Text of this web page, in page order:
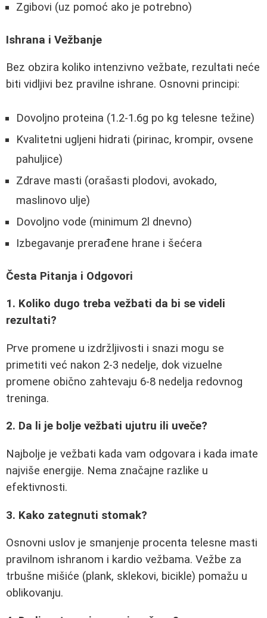
Zgibovi (uz pomoć ako je potrebno)
Ishrana i Vežbanje
Bez obzira koliko intenzivno vežbate, rezultati neće
biti vidljivi bez pravilne ishrane. Osnovni principi:
Dovoljno proteina (1.2-1.6g po kg telesne težine)
Kvalitetni ugljeni hidrati (pirinac, krompir, ovsene
pahuljice)
Zdrave masti (orašasti plodovi, avokado,
maslinovo ulje)
Dovoljno vode (minimum 2l dnevno)
Izbegavanje prerađene hrane i šećera
Česta Pitanja i Odgovori
1. Koliko dugo treba vežbati da bi se videli
rezultati?
Prve promene u izdržljivosti i snazi mogu se
primetiti već nakon 2-3 nedelje, dok vizuelne
promene obično zahtevaju 6-8 nedelja redovnog
treninga.
2. Da li je bolje vežbati ujutru ili uveče?
Najbolje je vežbati kada vam odgovara i kada imate
najviše energije. Nema značajne razlike u
efektivnosti.
3. Kako zategnuti stomak?
Osnovni uslov je smanjenje procenta telesne masti
pravilnom ishranom i kardio vežbama. Vežbe za
trbušne mišiće (plank, sklekovi, bicikle) pomažu u
oblikovanju.